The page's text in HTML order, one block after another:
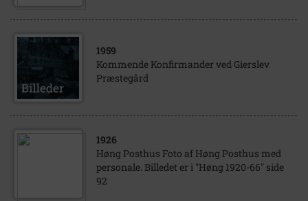
1959
Kommende Konfirmander ved Gierslev
Præstegård
1926
Høng Posthus Foto af Høng Posthus med
personale. Billedet er i "Høng 1920-66" side
92